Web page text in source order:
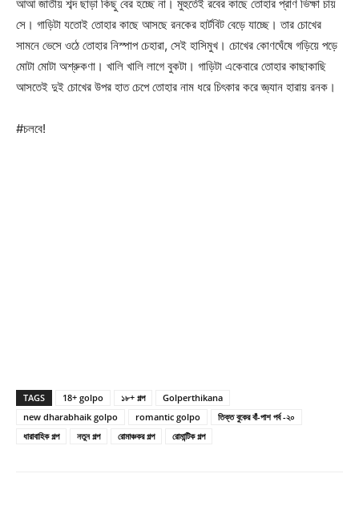
আআ জাতীয় শব্দ ছাড়া কিছু বের হচ্ছে না। মুহুর্তেই রবের কাছে তোহার প্রাণ ভিক্ষা চায়
সে। গাড়িটা যতোই তোহার কাছে আসছে রনকের হার্টবিট বেড়ে যাচ্ছে। তার চোখের
সামনে ভেসে ওঠে তোহার নিস্পাপ চেহারা, সেই হাসিমুখ। চোখের কোণঘেঁষে গড়িয়ে পড়ে
মোটা মোটা অশ্রুকণা। খালি খালি লাগে বুকটা। গাড়িটা একেবারে তোহার কাছাকাছি
আসতেই দুই চোখের উপর হাত চেপে তোহার নাম ধরে চিৎকার করে জ্ঞ্যান হারায় রনক।
#চলবে!
TAGS 18+ golpo ১৮+ গল্প
Golperthikana
new dharabhaik golpo
romantic golpo
তিক্ত বুকের বাঁ-পাশ পর্ব -২০
ধারাবাহিক গল্প
নতুন গল্প রোমাঞ্চকর গল্প রোমান্টিক গল্প